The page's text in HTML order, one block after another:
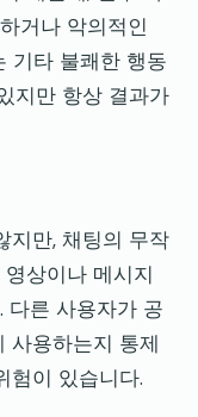
거나 악의적인
기타 불쾌한 행동
지만 항상 결과가
지만, 채팅의 무작
상이나 메시지
다른 사용자가 공
사용하는지 통제
험이 있습니다.